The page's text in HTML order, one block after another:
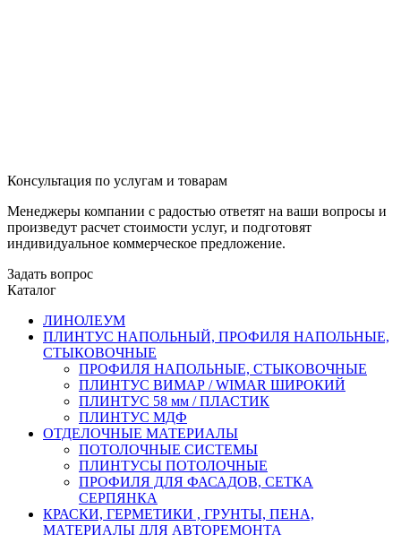
Консультация по услугам и товарам
Менеджеры компании с радостью ответят на ваши вопросы и
произведут расчет стоимости услуг, и подготовят
индивидуальное коммерческое предложение.
Задать вопрос
Каталог
ЛИНОЛЕУМ
ПЛИНТУС НАПОЛЬНЫЙ, ПРОФИЛЯ НАПОЛЬНЫЕ,
СТЫКОВОЧНЫЕ
ПРОФИЛЯ НАПОЛЬНЫЕ, СТЫКОВОЧНЫЕ
ПЛИНТУС ВИМАР / WIMAR ШИРОКИЙ
ПЛИНТУС 58 мм / ПЛАСТИК
ПЛИНТУС МДФ
ОТДЕЛОЧНЫЕ МАТЕРИАЛЫ
ПОТОЛОЧНЫЕ СИСТЕМЫ
ПЛИНТУСЫ ПОТОЛОЧНЫЕ
ПРОФИЛЯ ДЛЯ ФАСАДОВ, СЕТКА
СЕРПЯНКА
КРАСКИ, ГЕРМЕТИКИ , ГРУНТЫ, ПЕНА,
МАТЕРИАЛЫ ДЛЯ АВТОРЕМОНТА